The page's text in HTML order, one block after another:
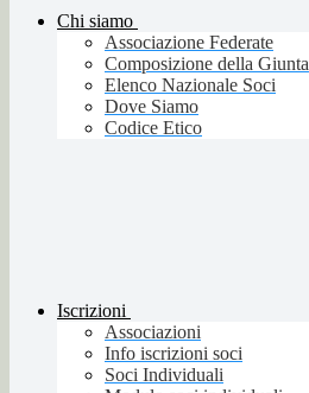
Chi siamo
Associazione Federate
Composizione della Giunta
Elenco Nazionale Soci
Dove Siamo
Codice Etico
Iscrizioni
Associazioni
Info iscrizioni soci
Soci Individuali